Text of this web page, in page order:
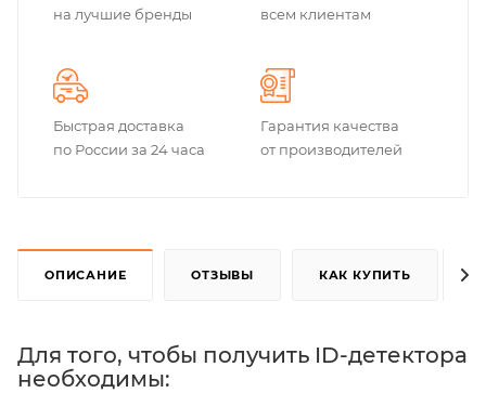
на лучшие бренды
всем клиентам
Быстрая доставка
по России за 24 часа
Гарантия качества
от производителей
ОПИСАНИЕ ОТЗЫВЫ КАК КУПИТЬ
Для того, чтобы получить ID-детектора
необходимы: